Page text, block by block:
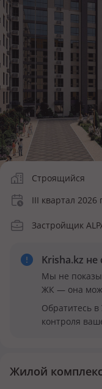
Строящийся
III квартал 2026
Застройщик
Krisha.kz не
Мы не
ЖК — она
Обратитесь в
контроля
Жилой